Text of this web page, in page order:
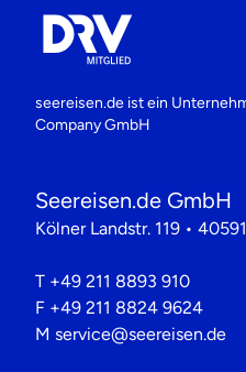
seereisen.de ist ein
Company GmbH
Seereisen.de GmbH
Kölner Landstr. 119 •
T +49 211 8893 910
F +49 211 8824 9624
M service@seereisen.de